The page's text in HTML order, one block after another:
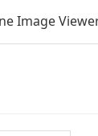
Image